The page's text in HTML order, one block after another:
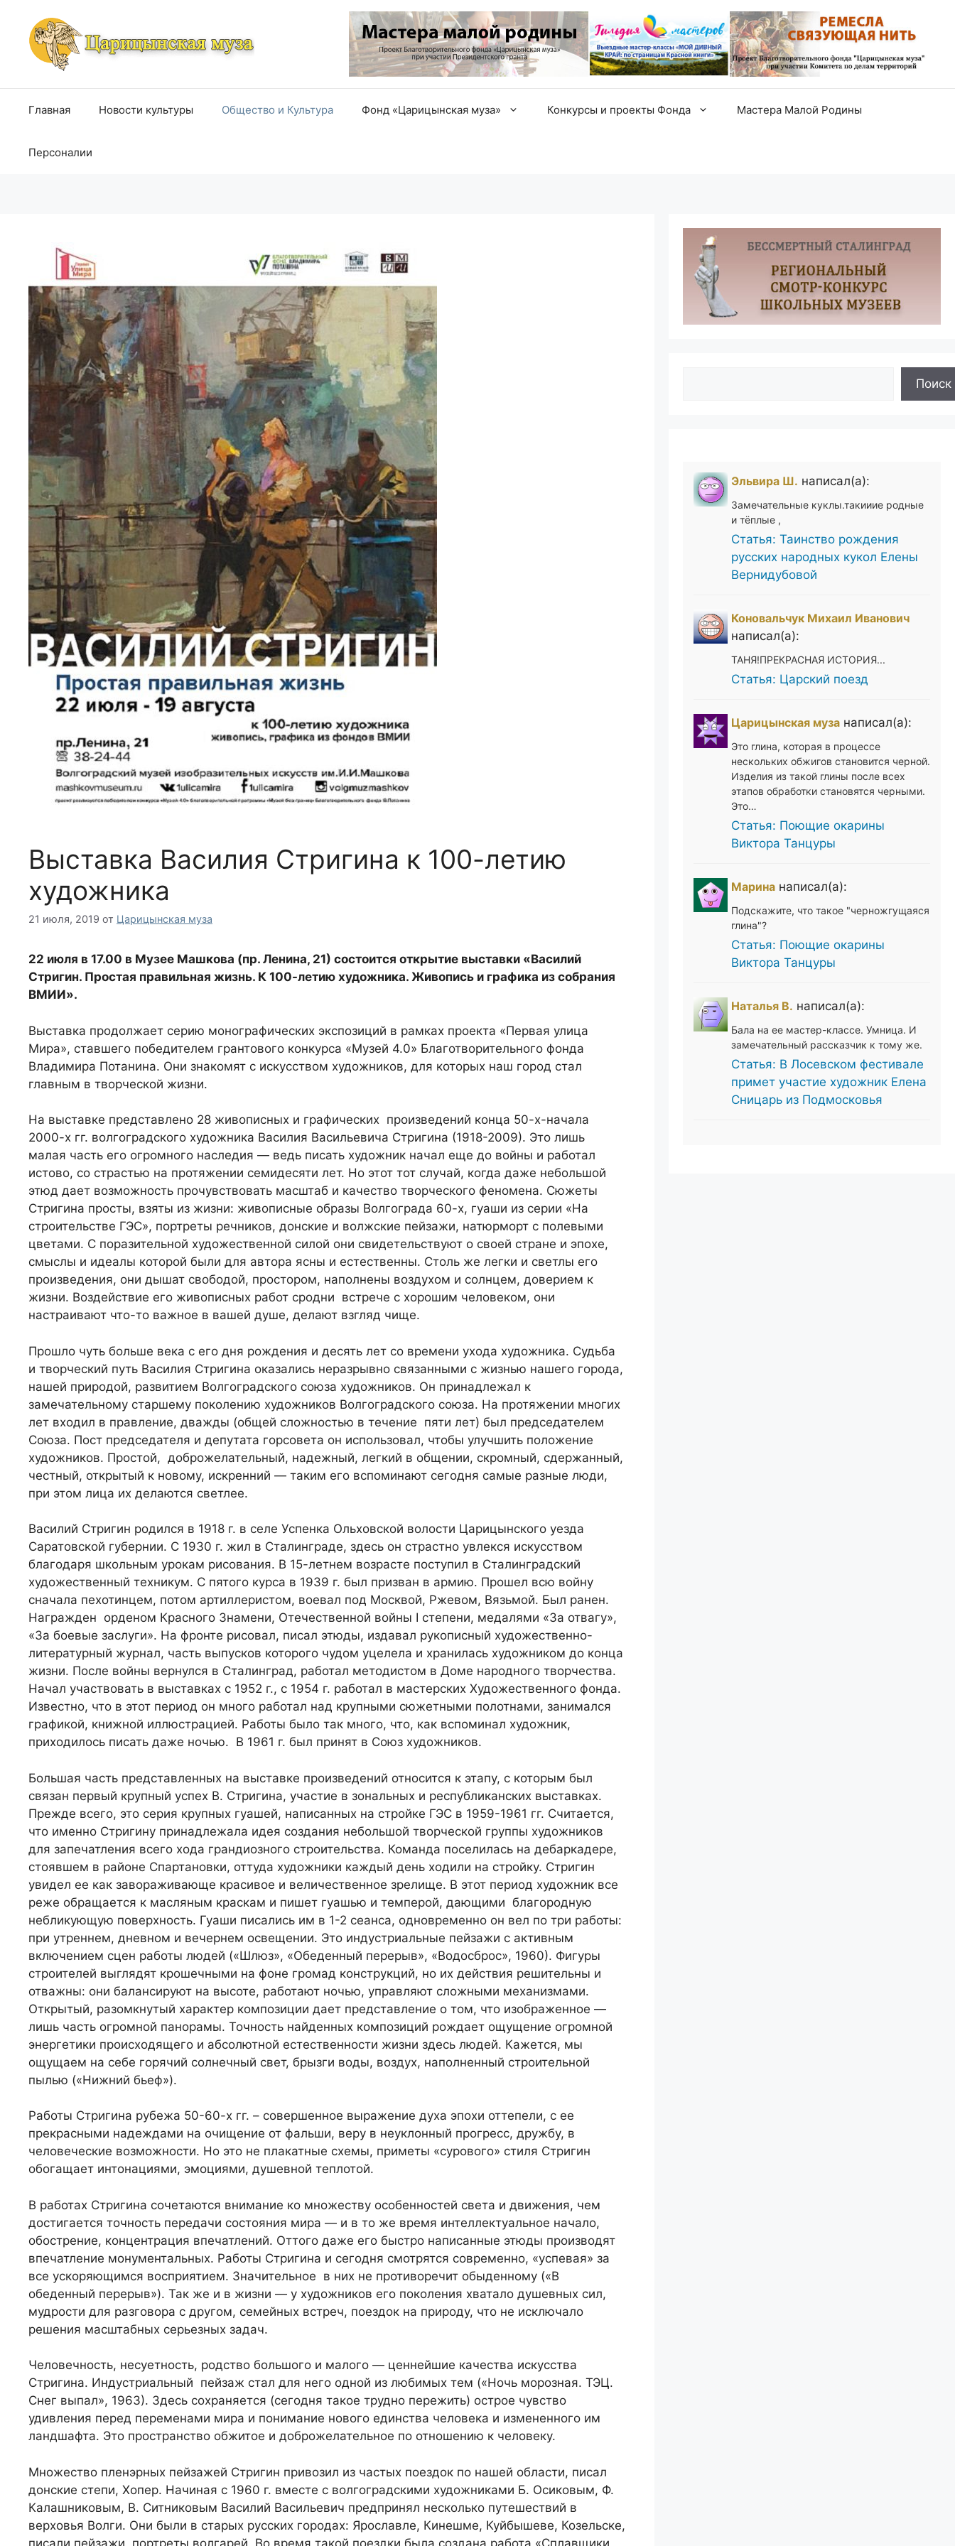
содержимому
Главная Новости культуры Общество и Культура Фонд «Царицынская муза» Конкурсы и проекты Фонда Мастера Малой Родины
Персоналии
Выставка Василия Стригина к 100-летию
художника
21 июля, 2019 от Царицынская муза
22 июля в 17.00 в Музее Машкова (пр. Ленина, 21) состоится открытие выставки «Василий
Стригин. Простая правильная жизнь. К 100-летию художника. Живопись и графика из собрания
ВМИИ».
Выставка продолжает серию монографических экспозиций в рамках проекта «Первая улица
Мира», ставшего победителем грантового конкурса «Музей 4.0» Благотворительного фонда
Владимира Потанина. Они знакомят с искусством художников, для которых наш город стал
главным в творческой жизни.
На выставке представлено 28 живописных и графических произведений конца 50-х-начала
2000-х гг. волгоградского художника Василия Васильевича Стригина (1918-2009). Это лишь
малая часть его огромного наследия — ведь писать художник начал еще до войны и работал
истово, со страстью на протяжении семидесяти лет. Но этот тот случай, когда даже небольшой
этюд дает возможность прочувствовать масштаб и качество творческого феномена. Сюжеты
Стригина просты, взяты из жизни: живописные образы Волгограда 60-х, гуаши из серии «На
строительстве ГЭС», портреты речников, донские и волжские пейзажи, натюрморт с полевыми
цветами. С поразительной художественной силой они свидетельствуют о своей стране и эпохе,
смыслы и идеалы которой были для автора ясны и естественны. Столь же легки и светлы его
произведения, они дышат свободой, простором, наполнены воздухом и солнцем, доверием к
жизни. Воздействие его живописных работ сродни встрече с хорошим человеком, они
настраивают что-то важное в вашей душе, делают взгляд чище.
Прошло чуть больше века с его дня рождения и десять лет со времени ухода художника. Судьба
и творческий путь Василия Стригина оказались неразрывно связанными с жизнью нашего города,
нашей природой, развитием Волгоградского союза художников. Он принадлежал к
замечательному старшему поколению художников Волгоградского союза. На протяжении многих
лет входил в правление, дважды (общей сложностью в течение пяти лет) был председателем
Союза. Пост председателя и депутата горсовета он использовал, чтобы улучшить положение
художников. Простой, доброжелательный, надежный, легкий в общении, скромный, сдержанный,
честный, открытый к новому, искренний — таким его вспоминают сегодня самые разные люди,
при этом лица их делаются светлее.
Василий Стригин родился в 1918 г. в селе Успенка Ольховской волости Царицынского уезда
Саратовской губернии. С 1930 г. жил в Сталинграде, здесь он страстно увлекся искусством
благодаря школьным урокам рисования. В 15-летнем возрасте поступил в Сталинградский
художественный техникум. С пятого курса в 1939 г. был призван в армию. Прошел всю войну
сначала пехотинцем, потом артиллеристом, воевал под Москвой, Ржевом, Вязьмой. Был ранен.
Награжден орденом Красного Знамени, Отечественной войны I степени, медалями «За отвагу»,
«За боевые заслуги». На фронте рисовал, писал этюды, издавал рукописный художественно-
литературный журнал, часть выпусков которого чудом уцелела и хранилась художником до конца
жизни. После войны вернулся в Сталинград, работал методистом в Доме народного творчества.
Начал участвовать в выставках с 1952 г., с 1954 г. работал в мастерских Художественного фонда.
Известно, что в этот период он много работал над крупными сюжетными полотнами, занимался
графикой, книжной иллюстрацией. Работы было так много, что, как вспоминал художник,
приходилось писать даже ночью. В 1961 г. был принят в Союз художников.
Большая часть представленных на выставке произведений относится к этапу, с которым был
связан первый крупный успех В. Стригина, участие в зональных и республиканских выставках.
Прежде всего, это серия крупных гуашей, написанных на стройке ГЭС в 1959-1961 гг. Считается,
что именно Стригину принадлежала идея создания небольшой творческой группы художников
для запечатления всего хода грандиозного строительства. Команда поселилась на дебаркадере,
стоявшем в районе Спартановки, оттуда художники каждый день ходили на стройку. Стригин
увидел ее как завораживающе красивое и величественное зрелище. В этот период художник все
реже обращается к масляным краскам и пишет гуашью и темперой, дающими благородную
небликующую поверхность. Гуаши писались им в 1-2 сеанса, одновременно он вел по три работы:
при утреннем, дневном и вечернем освещении. Это индустриальные пейзажи с активным
включением сцен работы людей («Шлюз», «Обеденный перерыв», «Водосброс», 1960). Фигуры
строителей выглядят крошечными на фоне громад конструкций, но их действия решительны и
отважны: они балансируют на высоте, работают ночью, управляют сложными механизмами.
Открытый, разомкнутый характер композиции дает представление о том, что изображенное —
лишь часть огромной панорамы. Точность найденных композиций рождает ощущение огромной
энергетики происходящего и абсолютной естественности жизни здесь людей. Кажется, мы
ощущаем на себе горячий солнечный свет, брызги воды, воздух, наполненный строительной
пылью («Нижний бьеф»).
Работы Стригина рубежа 50-60-х гг. – совершенное выражение духа эпохи оттепели, с ее
прекрасными надеждами на очищение от фальши, веру в неуклонный прогресс, дружбу, в
человеческие возможности. Но это не плакатные схемы, приметы «сурового» стиля Стригин
обогащает интонациями, эмоциями, душевной теплотой.
В работах Стригина сочетаются внимание ко множеству особенностей света и движения, чем
достигается точность передачи состояния мира — и в то же время интеллектуальное начало,
обострение, концентрация впечатлений. Оттого даже его быстро написанные этюды производят
впечатление монументальных. Работы Стригина и сегодня смотрятся современно, «успевая» за
все ускоряющимся восприятием. Значительное в них не противоречит обыденному («В
обеденный перерыв»). Так же и в жизни — у художников его поколения хватало душевных сил,
мудрости для разговора с другом, семейных встреч, поездок на природу, что не исключало
решения масштабных серьезных задач.
Человечность, несуетность, родство большого и малого — ценнейшие качества искусства
Стригина. Индустриальный пейзаж стал для него одной из любимых тем («Ночь морозная. ТЭЦ.
Снег выпал», 1963). Здесь сохраняется (сегодня такое трудно пережить) острое чувство
удивления перед переменами мира и понимание нового единства человека и измененного им
ландшафта. Это пространство обжитое и доброжелательное по отношению к человеку.
Множество пленэрных пейзажей Стригин привозил из частых поездок по нашей области, писал
донские степи, Хопер. Начиная с 1960 г. вместе с волгоградскими художниками Б. Осиковым, Ф.
Калашниковым, В. Ситниковым Василий Васильевич предпринял несколько путешествий в
верховья Волги. Они были в старых русских городах: Ярославле, Кинешме, Куйбышеве, Козельске,
писали пейзажи, портреты волгарей. Во время такой поездки была создана работа «Сплавщики
Поиск
Эльвира Ш. написал(а):
Замечательные куклы.такииие родные
и тёплые ,
Статья: Таинство рождения
русских народных кукол Елены
Вернидубовой
Коновальчук Михаил Иванович
написал(а):
ТАНЯ!ПРЕКРАСНАЯ ИСТОРИЯ...
Статья: Царский поезд
Царицынская музанаписал(а):
Это глина, которая в процессе
нескольких обжигов становится черной.
Изделия из такой глины после всех
этапов обработки становятся черными.
Это…
Статья: Поющие окарины
Виктора Танцуры
Маринанаписал(а):
Подскажите, что такое "черножгущаяся
глина"?
Статья: Поющие окарины
Виктора Танцуры
Наталья В. написал(а):
Бала на ее мастер-классе. Умница. И
замечательный рассказчик к тому же.
Статья: В Лосевском фестивале
примет участие художник Елена
Сницарь из Подмосковья